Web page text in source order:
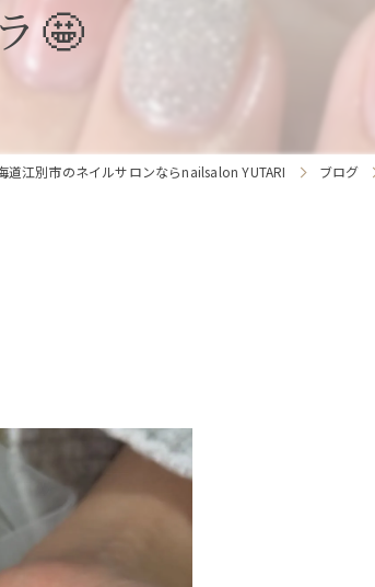
🤩
道江別市のネイルサロンならnailsalon YUTARI ブログ